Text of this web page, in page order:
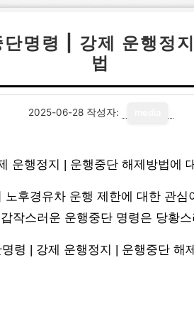
단명령 | 강제 운행정
법
2025-06-28 작성자:
운행정지 | 운행중단 해제방법에
후경유차 운행 제한에 대한 관
작스러운 운행중단 명령은 당황
령 | 강제 운행정지 | 운행중단 해